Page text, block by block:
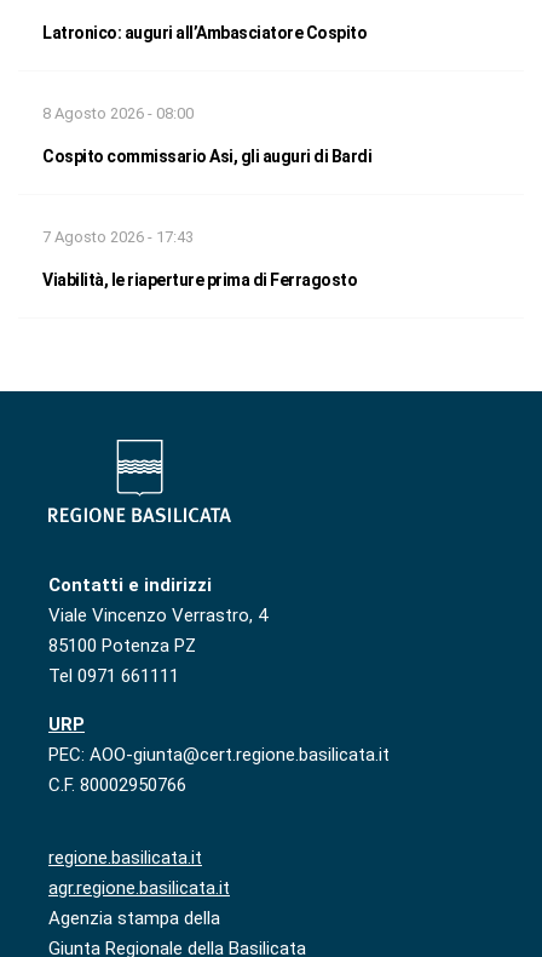
Latronico: auguri all’Ambasciatore Cospito
8 Agosto 2026 - 08:00
Cospito commissario Asi, gli auguri di Bardi
7 Agosto 2026 - 17:43
Viabilità, le riaperture prima di Ferragosto
Contatti e indirizzi
Viale Vincenzo Verrastro, 4
85100 Potenza PZ
Tel 0971 661111
URP
PEC: AOO-giunta@cert.regione.basilicata.it
C.F. 80002950766
regione.basilicata.it
agr.regione.basilicata.it
Agenzia stampa della
Giunta Regionale della Basilicata